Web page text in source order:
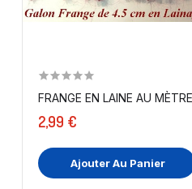
FRANGE EN LAINE AU
2,99 €
Ajouter Au Panier